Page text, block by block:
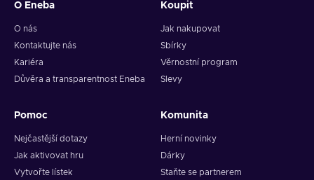
O Eneba
O nás
Kontaktujte nás
Kariéra
Důvěra a transparentnost Eneba
Koupit
Jak nakupovat
Sbírky
Věrnostní program
Slevy
Pomoc
Nejčastější dotazy
Jak aktivovat hru
Vytvořte lístek
Komunita
Herní novinky
Dárky
Staňte se partnerem